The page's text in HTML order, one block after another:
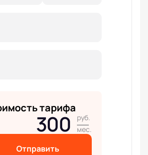
тарифа
300
руб.
мес.
Отправить